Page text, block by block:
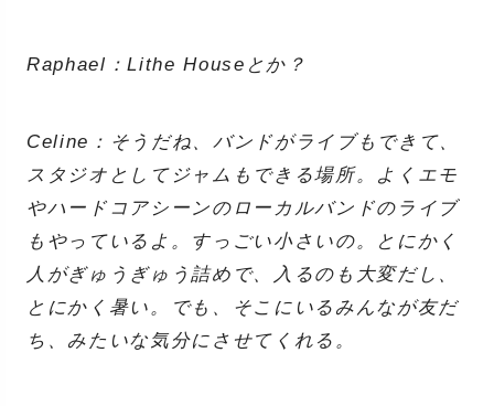
Raphael：Lithe Houseとか？
Celine：そうだね、バンドがライブもできて、
スタジオとしてジャムもできる場所。よくエモ
やハードコアシーンのローカルバンドのライブ
もやっているよ。すっごい小さいの。とにかく
人がぎゅうぎゅう詰めで、入るのも大変だし、
とにかく暑い。でも、そこにいるみんなが友だ
ち、みたいな気分にさせてくれる。